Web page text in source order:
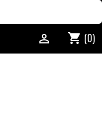
shopping_cart (0)
